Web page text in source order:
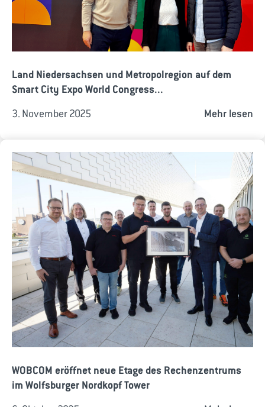
Land Niedersachsen und Metropolregion auf dem
Smart City Expo World Congress...
3. November 2025 Mehr lesen
WOBCOM eröffnet neue Etage des Rechenzentrums
im Wolfsburger Nordkopf Tower